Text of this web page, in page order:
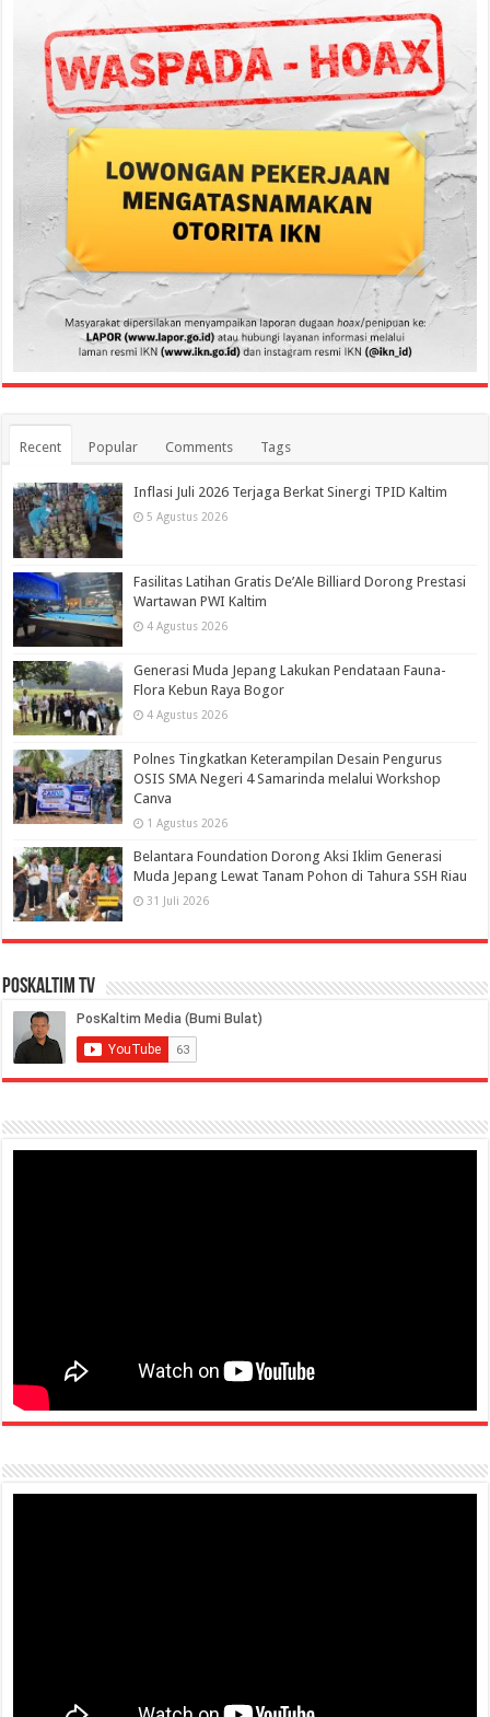
Recent Popular Comments Tags
Inflasi Juli 2026 Terjaga Berkat Sinergi TPID Kaltim
5 Agustus 2026
Fasilitas Latihan Gratis De’Ale Billiard Dorong Prestasi
Wartawan PWI Kaltim
4 Agustus 2026
Generasi Muda Jepang Lakukan Pendataan Fauna-
Flora Kebun Raya Bogor
4 Agustus 2026
Polnes Tingkatkan Keterampilan Desain Pengurus
OSIS SMA Negeri 4 Samarinda melalui Workshop
Canva
1 Agustus 2026
Belantara Foundation Dorong Aksi Iklim Generasi
Muda Jepang Lewat Tanam Pohon di Tahura SSH Riau
31 Juli 2026
PosKaltim TV